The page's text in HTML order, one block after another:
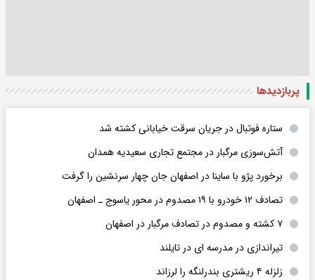
پربازدید‌ها
ستاره فوتبال در جریان سرقت خیابانی کشته شد
آتش‌سوزی مرگبار در مجتمع تجاری سعیدیه همدان
برخورد پژو با ساینا در اصفهان جان چهار سرنشین را گرفت
تصادف ۱۲ خودرو با ۱۹ مصدوم در محور یاسوج ـ اصفهان
۷ کشته و مصدوم در تصادف مرگبار در اصفهان
تیراندازی در مدرسه ای در تایلند
زلزله ۴ ریشتری بندرلنگه را لرزاند